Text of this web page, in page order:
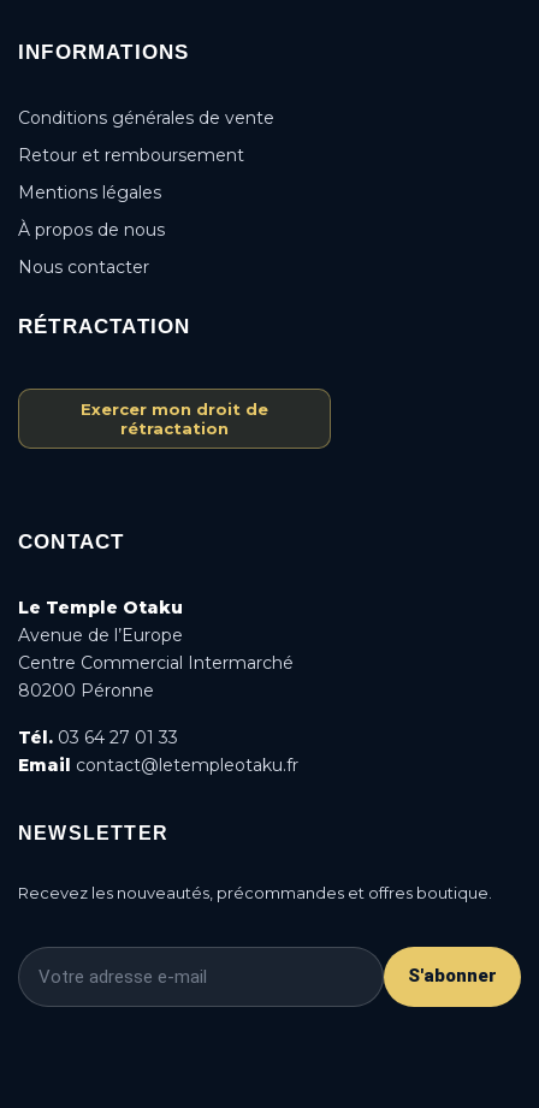
INFORMATIONS
Conditions générales de vente
Retour et remboursement
Mentions légales
À propos de nous
Nous contacter
RÉTRACTATION
Exercer mon droit de
rétractation
CONTACT
Le Temple Otaku
Avenue de l’Europe
Centre Commercial Intermarché
80200 Péronne
Tél. 03 64 27 01 33
Email contact@letempleotaku.fr
NEWSLETTER
Recevez les nouveautés, précommandes et offres boutique.
S'abonner